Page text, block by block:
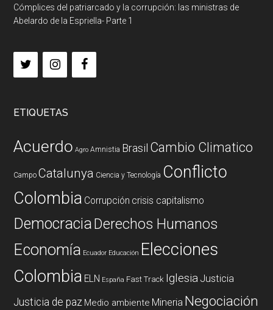
Cómplices del patriarcado y la corrupción: las ministras de
Abelardo de la Espriella- Parte 1
ETIQUETAS
Acuerdo Agro Amnistia Brasil Cambio Climatico
Campo Catalunya Ciencia y Tecnología Conflicto
Colombia Corrupción crisis capitalismo
DemocraciaDerechos Humanos
Economía Ecuador Educación Elecciones
Colombia ELN España Fast Track Iglesia Justicia
Justicia de paz Medio ambiente Mineria Negociación